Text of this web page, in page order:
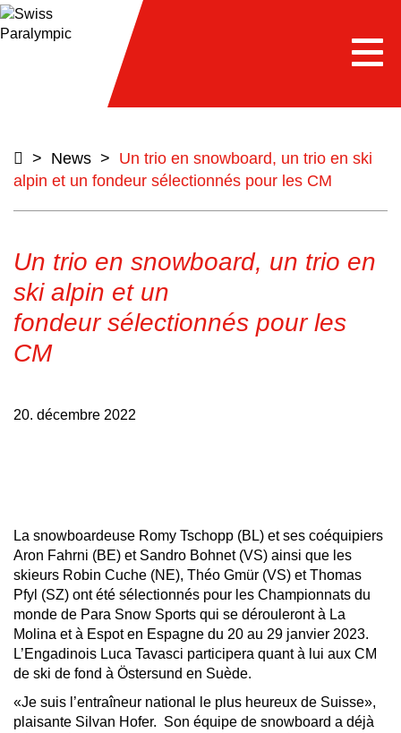
> News > Un trio en snowboard, un trio en ski
alpin et un fondeur sélectionnés pour les CM
Un trio en snowboard, un trio en
ski alpin et un
fondeur sélectionnés pour les
CM
20. décembre 2022
La snowboardeuse Romy Tschopp (BL) et ses coéquipiers
Aron Fahrni (BE) et Sandro Bohnet (VS) ainsi que les
skieurs Robin Cuche (NE), Théo Gmür (VS) et Thomas
Pfyl (SZ) ont été sélectionnés pour les Championnats du
monde de Para Snow Sports qui se dérouleront à La
Molina et à Espot en Espagne du 20 au 29 janvier 2023.
L’Engadinois Luca Tavasci participera quant à lui aux CM
de ski de fond à Östersund en Suède.
«Je suis l’entraîneur national le plus heureux de Suisse»,
plaisante Silvan Hofer. Son équipe de snowboard a déjà